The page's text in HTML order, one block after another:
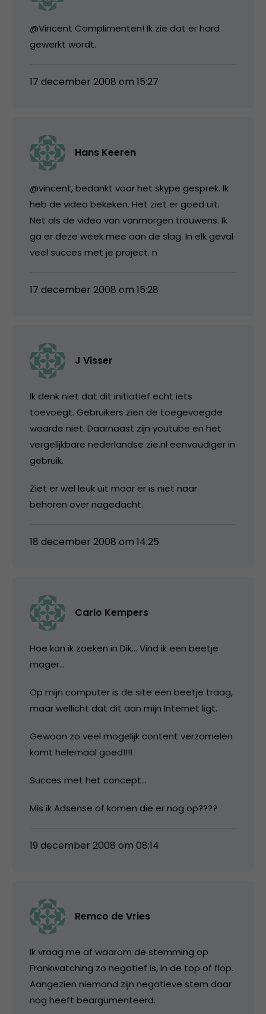
@Vincent Complimenten! Ik zie dat er hard
gewerkt wordt.
17 december 2008 om 15:27
Hans Keeren
@vincent, bedankt voor het skype gesprek. Ik
heb de video bekeken. Het ziet er goed uit.
Net als de video van vanmorgen trouwens. Ik
ga er deze week mee aan de slag. In elk geval
veel succes met je project. n
17 december 2008 om 15:28
J Visser
Ik denk niet dat dit initiatief echt iets
toevoegt. Gebruikers zien de toegevoegde
waarde niet. Daarnaast zijn youtube en het
vergelijkbare nederlandse zie.nl eenvoudiger in
gebruik.
Ziet er wel leuk uit maar er is niet naar
behoren over nagedacht.
18 december 2008 om 14:25
Carlo Kempers
Hoe kan ik zoeken in Dik… Vind ik een beetje
mager…
Op mijn computer is de site een beetje traag,
maar wellicht dat dit aan mijn Internet ligt.
Gewoon zo veel mogelijk content verzamelen
komt helemaal goed!!!!
Succes met het concept…
Mis ik Adsense of komen die er nog op????
19 december 2008 om 08:14
Remco de Vries
Ik vraag me af waarom de stemming op
Frankwatching zo negatief is, in de top of flop.
Aangezien niemand zijn negatieve stem daar
nog heeft beargumenteerd.